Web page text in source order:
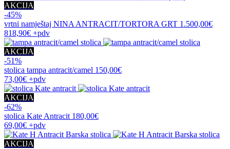
AKCIJA
-45%
vrtni namještaj NINA ANTRACIT/TORTORA GRT 1.500,00€
818,90€ +pdv
AKCIJA
-51%
stolica tampa antracit/camel 150,00€
73,00€ +pdv
AKCIJA
-62%
stolica Kate Antracit 180,00€
69,00€ +pdv
AKCIJA